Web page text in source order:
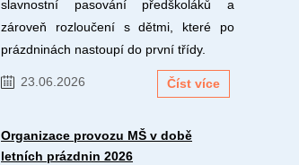
slavnostní pasování předškoláků a
zároveň rozloučení s dětmi, které po
prázdninách nastoupí do první třídy.
23.06.2026 Číst více
Organizace provozu MŠ v době
letních prázdnin 2026